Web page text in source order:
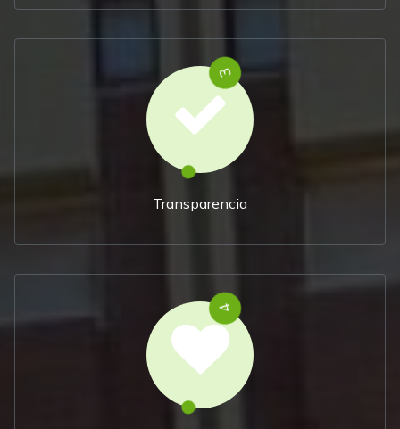
3
Transparencia
4